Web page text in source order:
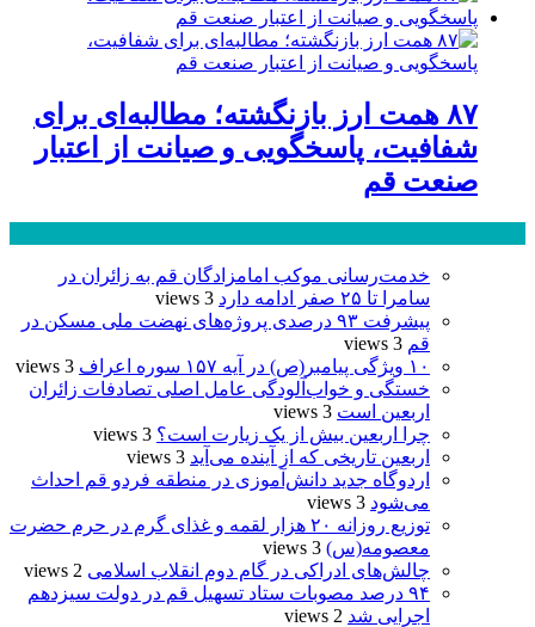
۸۷ همت ارز بازنگشته؛ مطالبه‌ای برای
شفافیت، پاسخگویی و صیانت از اعتبار
صنعت قم
خدمت‌رسانی موکب امامزادگان قم به زائران در
سامرا تا ۲۵ صفر ادامه دارد
3 views
پیشرفت ۹۳ درصدی پروژه‌های نهضت ملی مسکن در
قم 3 views
۱۰ ویژگی پیامبر(ص) در آیه ۱۵۷ سوره اعراف
3 views
خستگی و خواب‌آلودگی عامل اصلی تصادفات زائران
اربعین است 3 views
چرا اربعین بیش از یک زیارت است؟ 3 views
اربعین تاریخی که از آینده می‌آید 3 views
اردوگاه جدید دانش‌آموزی در منطقه فردو قم احداث
می‌شود 3 views
توزیع روزانه ۲۰ هزار لقمه و غذای گرم در حرم حضرت
معصومه(س) 3 views
چالش‌های ادراکی در گام دوم انقلاب اسلامی 2 views
۹۴ درصد مصوبات ستاد تسهیل قم در دولت سیزدهم
اجرایی شد 2 views